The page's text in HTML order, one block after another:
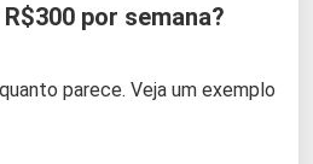
por semana?
parece. Veja um exemplo